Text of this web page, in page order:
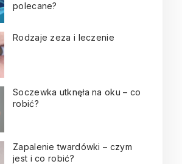
polecane?
Rodzaje zeza i leczenie
Soczewka utknęła na oku – co
robić?
Zapalenie twardówki – czym
jest i co robić?